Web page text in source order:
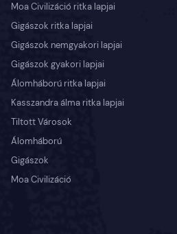
Moa Civilizáció ritka lapjai
Gigászok ritka lapjai
Gigászok nemgyakori lapjai
Gigászok gyakori lapjai
Álomháború ritka lapjai
Kasszandra álma ritka lapjai
Tiltott Városok
Álomháború
Gigászok
Moa Civilizáció